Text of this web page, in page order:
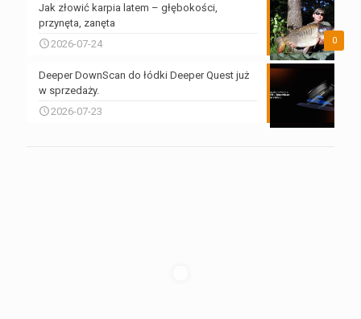
0
Jak złowić karpia latem – głębokości,
przynęta, zanęta
2026-07-24
Deeper DownScan do łódki Deeper Quest już
w sprzedaży.
2026-07-23